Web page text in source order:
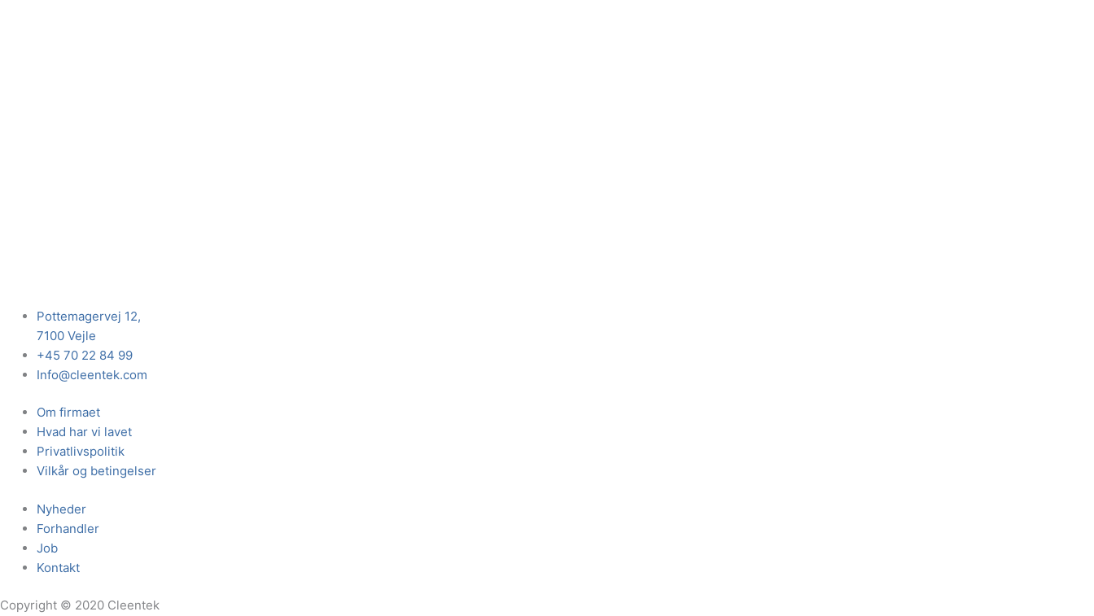
Pottemagervej 12,
7100 Vejle
+45 70 22 84 99
Info@cleentek.com
Om firmaet
Hvad har vi lavet
Privatlivspolitik
Vilkår og betingelser
Nyheder
Forhandler
Job
Kontakt
Copyright © 2020 Cleentek